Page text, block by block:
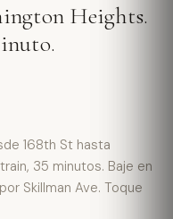
Heights.
168th St hasta
35 minutos. Baje en
Skillman Ave. Toque